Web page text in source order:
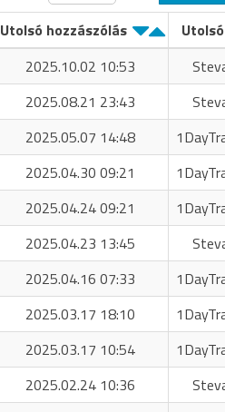
Utolsó hozzászólás
2025.10.02 10:53
2025.08.21 23:43
2025.05.07 14:48
2025.04.30 09:21
2025.04.24 09:21
2025.04.23 13:45
2025.04.16 07:33
2025.03.17 18:10
2025.03.17 10:54
2025.02.24 10:36